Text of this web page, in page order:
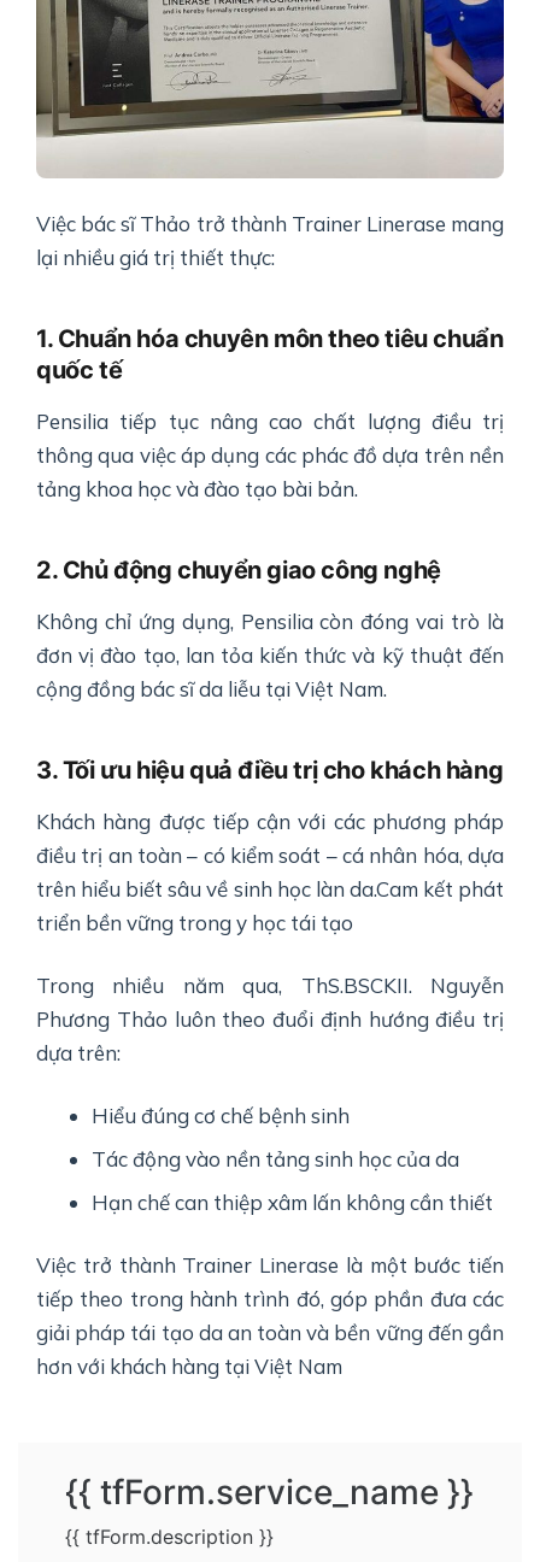
Việc bác sĩ Thảo trở thành Trainer Linerase mang
lại nhiều giá trị thiết thực:
1. Chuẩn hóa chuyên môn theo tiêu chuẩn
quốc tế
Pensilia tiếp tục nâng cao chất lượng điều trị
thông qua việc áp dụng các phác đồ dựa trên nền
tảng khoa học và đào tạo bài bản.
2. Chủ động chuyển giao công nghệ
Không chỉ ứng dụng, Pensilia còn đóng vai trò là
đơn vị đào tạo, lan tỏa kiến thức và kỹ thuật đến
cộng đồng bác sĩ da liễu tại Việt Nam.
3. Tối ưu hiệu quả điều trị cho khách hàng
Khách hàng được tiếp cận với các phương pháp
điều trị an toàn – có kiểm soát – cá nhân hóa, dựa
trên hiểu biết sâu về sinh học làn da.Cam kết phát
triển bền vững trong y học tái tạo
Trong nhiều năm qua, ThS.BSCKII. Nguyễn
Phương Thảo luôn theo đuổi định hướng điều trị
dựa trên:
Hiểu đúng cơ chế bệnh sinh
Tác động vào nền tảng sinh học của da
Hạn chế can thiệp xâm lấn không cần thiết
Việc trở thành Trainer Linerase là một bước tiến
tiếp theo trong hành trình đó, góp phần đưa các
giải pháp tái tạo da an toàn và bền vững đến gần
hơn với khách hàng tại Việt Nam